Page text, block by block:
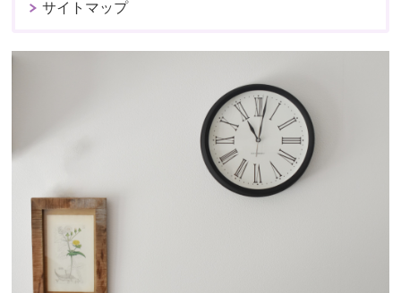
サイトマップ